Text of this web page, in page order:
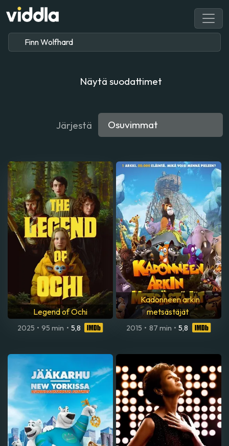
Näytä suodattimet
Järjestä
Legend of Ochi
2025 • 95 min • 5,8
Kadonneen arkin
metsästäjät
2015 • 87 min • 5,8